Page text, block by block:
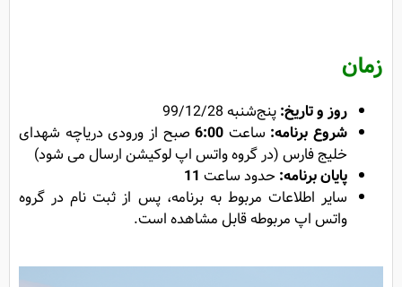
زمان
روز و تاریخ:پنج‌شنبه 99/12/28
شروع برنامه: ساعت 6:00صبح از ورودی دریاچه شهدای
خلیج فارس(در گروه واتس اپ لوکیشن ارسال می شود)
پایان برنامه: حدود ساعت 11
سایر اطلاعات مربوط به برنامه، پس از ثبت نام در گروه
واتس اپ مربوطه قابل مشاهده است.